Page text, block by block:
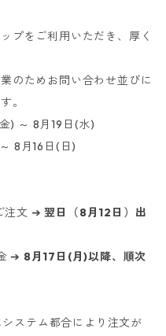
プをご利用いただき、厚く
のためお問い合わせ並びに
。
) ～ 8月19日(水)
8月16日(日)
注文 ➔翌日（8月12日）出
➔ 8月17日(月)以降、順次
ステム都合により注文が